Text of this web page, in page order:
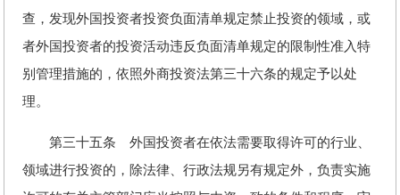
查，发现外国投资者投资负面清单规定禁止投资的领域，或
者外国投资者的投资活动违反负面清单规定的限制性准入特
别管理措施的，依照外商投资法第三十六条的规定予以处
理。
第三十五条 外国投资者在依法需要取得许可的行业、
领域进行投资的，除法律、行政法规另有规定外，负责实施